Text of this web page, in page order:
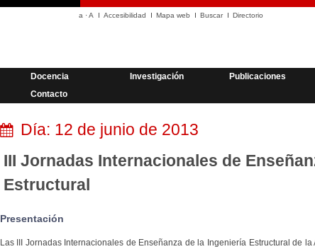
a ·A Accesibilidad Mapa web Buscar Directorio
Docencia Investigación Publicaciones
Contacto
Día: 12 de junio de 2013
III Jornadas Internacionales de
Estructural
Presentación
Las III Jornadas Internacionales de Enseñanza de la Ingeniería Estructural de